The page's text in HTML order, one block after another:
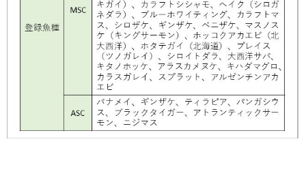
ナン
ス
コ
ン
プ
ラ
イ
ア
ス